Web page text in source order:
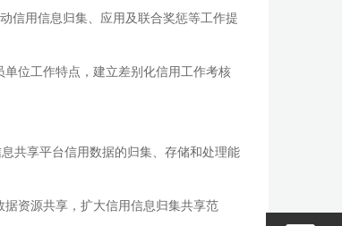
信用信息归集、应用及联合奖惩等工作提
位工作特点，建立差别化信用工作考核
共享平台信用数据的归集、存储和处理能
资源共享，扩大信用信息归集共享范